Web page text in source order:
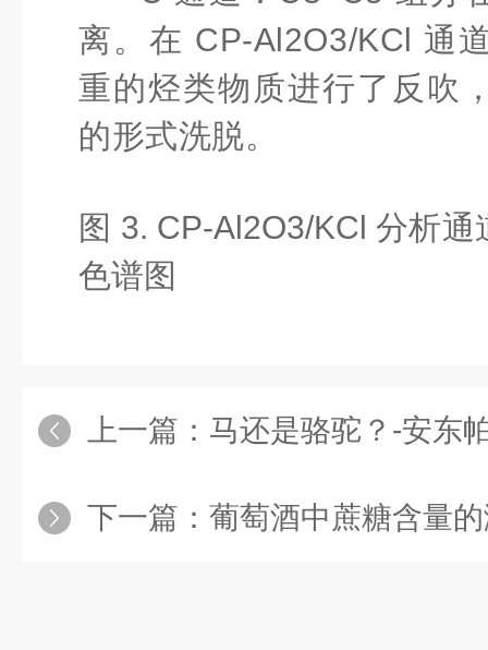
离。在 CP-Al2O3/KCl 通
重的烃类物质进行了反吹
的形式洗脱。
图 3. CP-Al2O3/KCl 分析通
色谱图
上一篇： 马还是骆驼？-安东帕MCR
下一篇： 葡萄酒中蔗糖含量